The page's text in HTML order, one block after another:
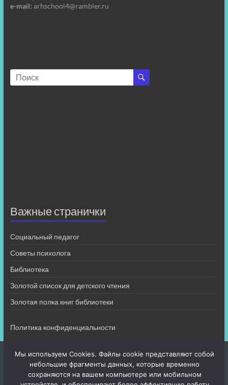
e-mail: arhschool4@rambler.ru
Важные странички
Социальный педагог
Советы психолога
Библиотека
Золотой список для детского чтения
Золотая полка книг библиотеки
Политика конфиденциальности
Мы используем Cookies. Файлы cookie представляют собой
небольшие фрагменты данных, которые временно
сохраняются на вашем компьютере или мобильном